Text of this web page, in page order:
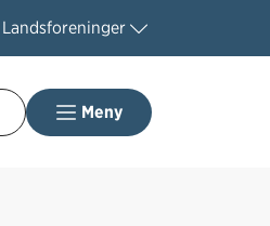
Landsforeninger
Meny